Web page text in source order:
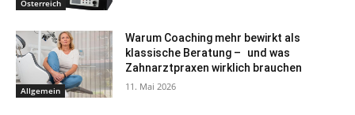
Österreich
Allgemein
Warum Coaching mehr bewirkt als
klassische Beratung – und was
Zahnarztpraxen wirklich brauchen
11. Mai 2026